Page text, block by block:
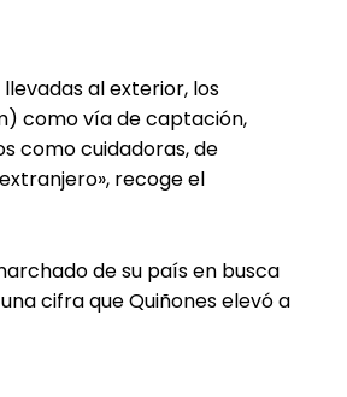
al exterior, los
como vía de captación,
como cuidadoras, de
recoge el
de su país en busca
cifra que Quiñones elevó a